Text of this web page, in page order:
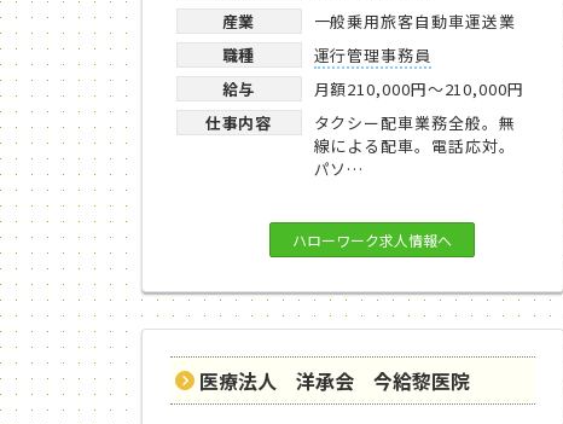
産業
一般乗用旅客自動車運送業
職種
運行管理事務員
給与
月額210,000円～210,000円
仕事内容
タクシー配車業務全般。無
線による配車。電話応対。
パソ…
ハローワーク求人情報へ
医療法人 洋承会 今給黎医院